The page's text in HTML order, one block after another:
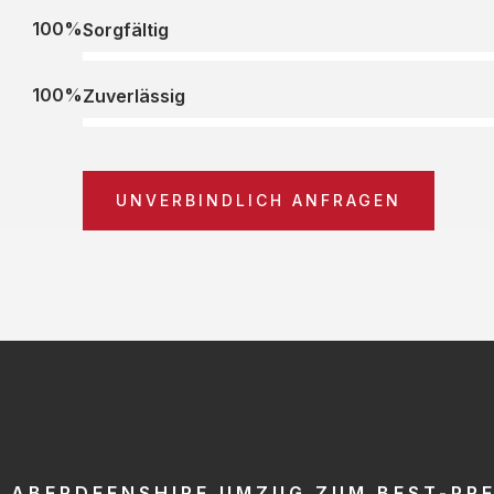
Sorgfältig
100%
Zuverlässig
100%
UNVERBINDLICH ANFRAGEN